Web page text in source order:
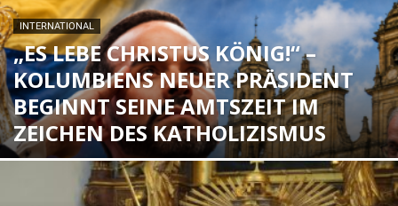
INTERNATIONAL
„ES LEBE CHRISTUS KÖNIG!“ –
KOLUMBIENS NEUER PRÄSIDENT
BEGINNT SEINE AMTSZEIT IM
ZEICHEN DES KATHOLIZISMUS